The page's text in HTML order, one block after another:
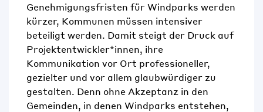
Genehmigungsfristen für Windparks werden
kürzer, Kommunen müssen intensiver
beteiligt werden. Damit steigt der Druck auf
Projektentwickler*innen, ihre
Kommunikation vor Ort professioneller,
gezielter und vor allem glaubwürdiger zu
gestalten. Denn ohne Akzeptanz in den
Gemeinden, in denen Windparks entstehen,